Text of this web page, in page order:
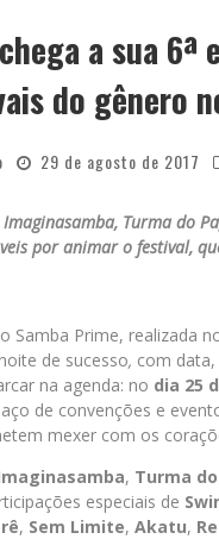
SAIR DA KONDZILLA, DJ DANNY
a sua
do gênero
29 de agosto de 2017
Turma do
por animar o festival,
Samba Prime, realizada
de sucesso, com
na agenda: no dia 25
de convenções e
mexer com os
, Turma
especiais de
, Sem Limite, Akatu,